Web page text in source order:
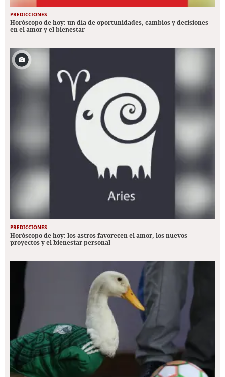
PREDICCIONES
Horóscopo de hoy: un día de oportunidades, cambios y decisiones
en el amor y el bienestar
PREDICCIONES
Horóscopo de hoy: los astros favorecen el amor, los nuevos
proyectos y el bienestar personal